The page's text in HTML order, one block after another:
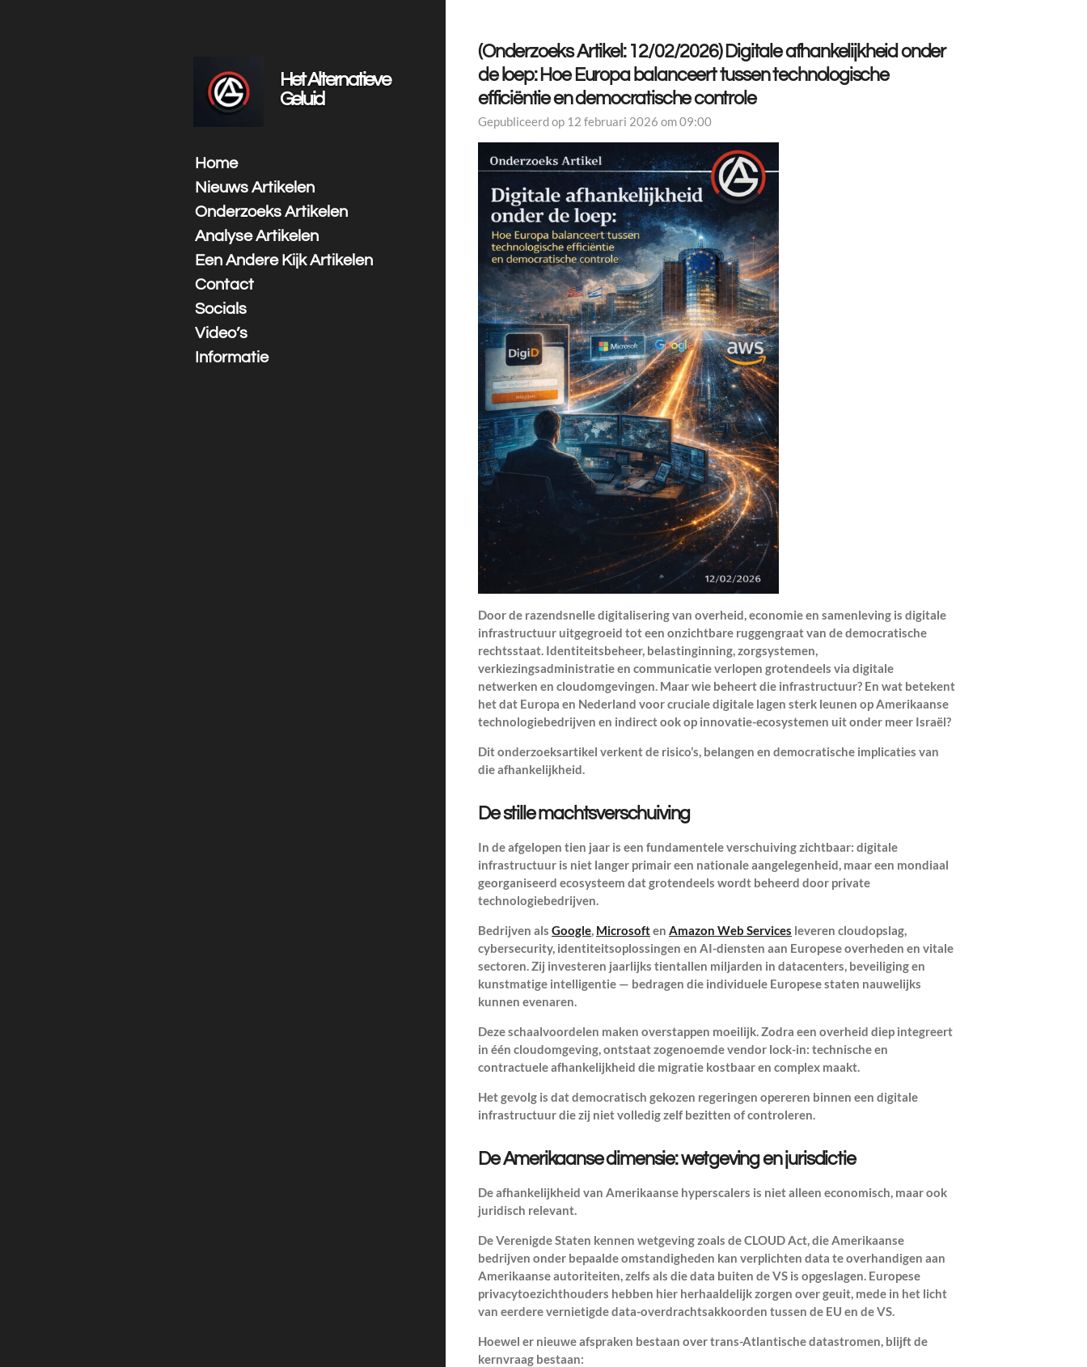
(Onderzoeks Artikel: 12/02/2026) Digitale afhankelijkheid onder
de loep: Hoe Europa balanceert tussen technologische
efficiëntie en democratische controle
Gepubliceerd op 12 februari 2026 om 09:00
Door de razendsnelle digitalisering van overheid, economie en samenleving is digitale
infrastructuur uitgegroeid tot een onzichtbare ruggengraat van de democratische
rechtsstaat. Identiteitsbeheer, belastinginning, zorgsystemen,
verkiezingsadministratie en communicatie verlopen grotendeels via digitale
netwerken en cloudomgevingen. Maar wie beheert die infrastructuur? En wat betekent
het dat Europa en Nederland voor cruciale digitale lagen sterk leunen op Amerikaanse
technologiebedrijven en indirect ook op innovatie-ecosystemen uit onder meer Israël?
Dit onderzoeksartikel verkent de risico’s, belangen en democratische implicaties van
die afhankelijkheid.
De stille machtsverschuiving
In de afgelopen tien jaar is een fundamentele verschuiving zichtbaar: digitale
infrastructuur is niet langer primair een nationale aangelegenheid, maar een mondiaal
georganiseerd ecosysteem dat grotendeels wordt beheerd door private
technologiebedrijven.
Bedrijven alsGoogle, MicrosoftenAmazon Web Services leveren cloudopslag,
cybersecurity, identiteitsoplossingen en AI-diensten aan Europese overheden en vitale
sectoren. Zij investeren jaarlijks tientallen miljarden in datacenters, beveiliging en
kunstmatige intelligentie — bedragen die individuele Europese staten nauwelijks
kunnen evenaren.
Deze schaalvoordelen maken overstappen moeilijk. Zodra een overheid diep integreert
in één cloudomgeving, ontstaat zogenoemde vendor lock-in: technische en
contractuele afhankelijkheid die migratie kostbaar en complex maakt.
Het gevolg is dat democratisch gekozen regeringen opereren binnen een digitale
infrastructuur die zij niet volledig zelf bezitten of controleren.
De Amerikaanse dimensie: wetgeving en jurisdictie
De afhankelijkheid van Amerikaanse hyperscalers is niet alleen economisch, maar ook
juridisch relevant.
De Verenigde Staten kennen wetgeving zoals de CLOUD Act, die Amerikaanse
bedrijven onder bepaalde omstandigheden kan verplichten data te overhandigen aan
Amerikaanse autoriteiten, zelfs als die data buiten de VS is opgeslagen. Europese
privacytoezichthouders hebben hier herhaaldelijk zorgen over geuit, mede in het licht
van eerdere vernietigde data-overdrachtsakkoorden tussen de EU en de VS.
Hoewel er nieuwe afspraken bestaan over trans-Atlantische datastromen, blijft de
kernvraag bestaan:
Het Alternatieve
Geluid
Home
Nieuws Artikelen
Onderzoeks Artikelen
Analyse Artikelen
Een Andere Kijk Artikelen
Contact
Socials
Video’s
Informatie